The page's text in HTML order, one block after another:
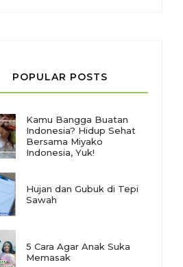
POPULAR POSTS
Kamu Bangga Buatan
Indonesia? Hidup Sehat
Bersama Miyako
Indonesia, Yuk!
Hujan dan Gubuk di Tepi
Sawah
5 Cara Agar Anak Suka
Memasak